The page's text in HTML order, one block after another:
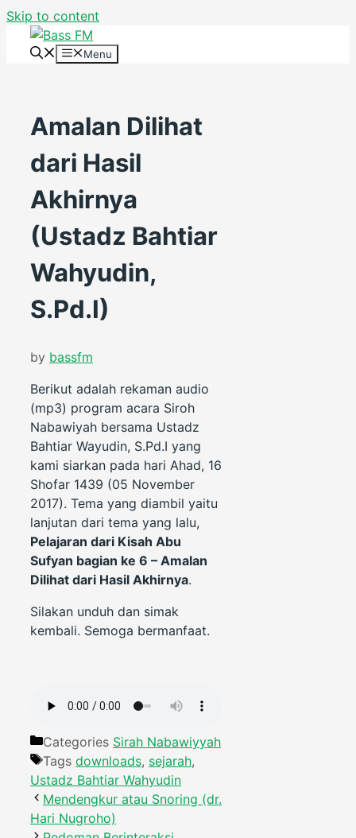
Skip to content
Menu
Amalan Dilihat
dari Hasil
Akhirnya
(Ustadz Bahtiar
Wahyudin,
S.Pd.I)
by bassfm
Berikut adalah rekaman audio
(mp3) program acara Siroh
Nabawiyah bersama Ustadz
Bahtiar Wayudin, S.Pd.I yang
kami siarkan pada hari Ahad, 16
Shofar 1439 (05 November
2017). Tema yang diambil yaitu
lanjutan dari tema yang lalu,
Pelajaran dari Kisah Abu
Sufyan bagian ke 6 – Amalan
Dilihat dari Hasil Akhirnya.
Silakan unduh dan simak
kembali. Semoga bermanfaat.
Categories Sirah Nabawiyyah
Tags downloads, sejarah,
Ustadz Bahtiar Wahyudin
Mendengkur atau Snoring (dr.
Hari Nugroho)